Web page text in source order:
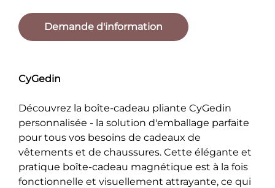
Demande d'information
CyGedin
Découvrez la boîte-cadeau pliante CyGedin
personnalisée - la solution d'emballage parfaite
pour tous vos besoins de cadeaux de
vêtements et de chaussures. Cette élégante et
pratique boîte-cadeau magnétique est à la fois
fonctionnelle et visuellement attrayante, ce qui